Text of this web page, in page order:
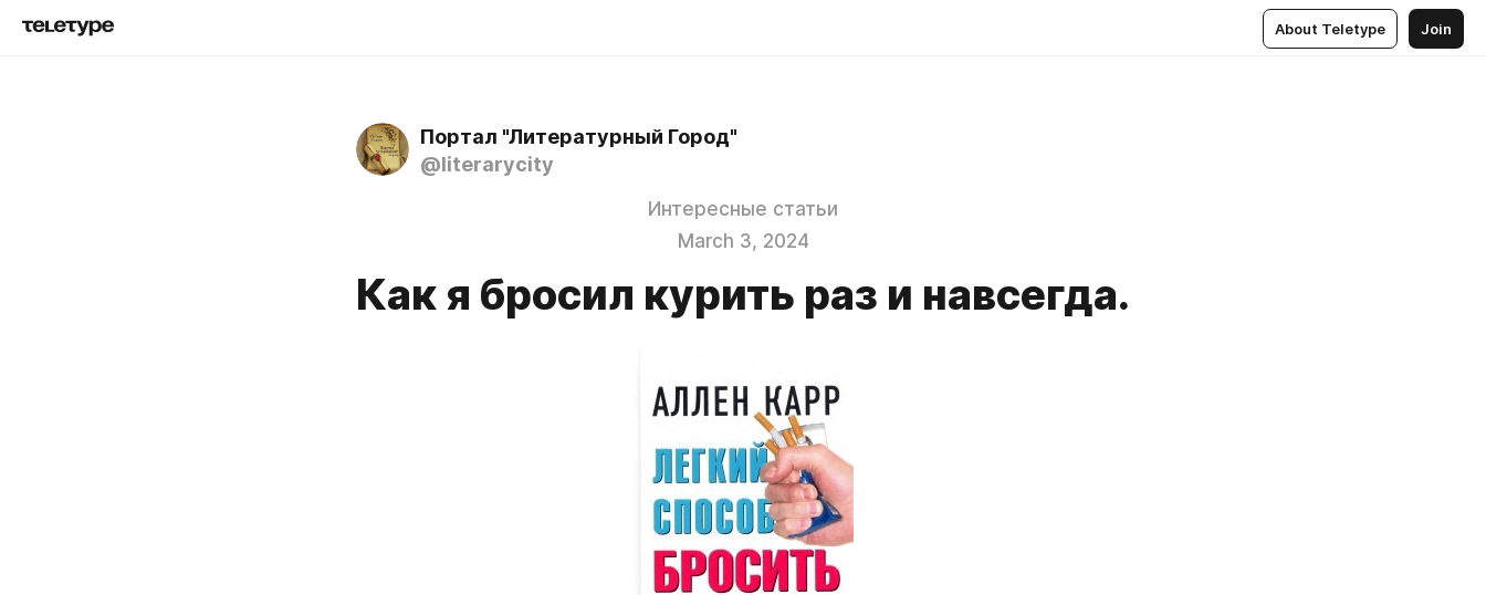
About Teletype Join
Портал "Литературный Город"
@literarycity
Интересные статьи
March 3, 2024
Как я бросил курить раз и навсегда.